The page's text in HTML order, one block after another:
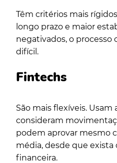
Têm critérios mais
longo prazo e maior
negativados, o processo
difícil.
Fintechs
São mais flexíveis.
consideram
podem aprovar mesmo
média, desde que exista
financeira.